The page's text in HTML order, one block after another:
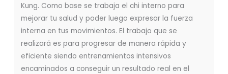
Kung. Como base se trabaja el chi interno para
mejorar tu salud y poder luego expresar la fuerza
interna en tus movimientos. El trabajo que se
realizará es para progresar de manera rápida y
eficiente siendo entrenamientos intensivos
encaminados a conseguir un resultado real en el